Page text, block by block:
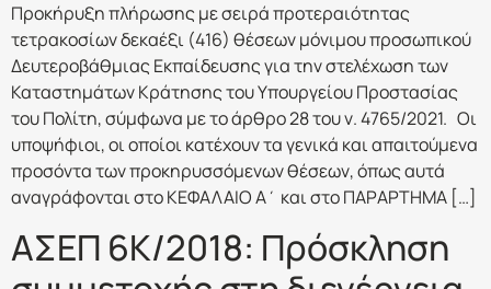
Προκήρυξη πλήρωσης με σειρά προτεραιότητας
τετρακοσίων δεκαέξι (416) θέσεων μόνιμου προσωπικού
Δευτεροβάθμιας Εκπαίδευσης για την στελέχωση των
Καταστημάτων Κράτησης του Υπουργείου Προστασίας
του Πολίτη, σύμφωνα με το άρθρο 28 του ν. 4765/2021. Οι
υποψήφιοι, οι οποίοι κατέχουν τα γενικά και απαιτούμενα
προσόντα των προκηρυσσόμενων θέσεων, όπως αυτά
αναγράφονται στο ΚΕΦΑΛΑΙΟ Α΄ και στο ΠΑΡΑΡΤΗΜΑ […]
ΑΣΕΠ 6Κ/2018: Πρόσκληση